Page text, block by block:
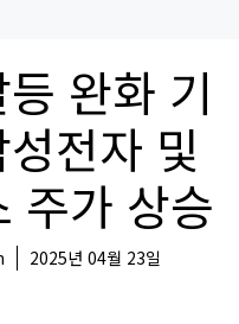
완화 기
전자 및
주가 상승
2025년 04월 23일